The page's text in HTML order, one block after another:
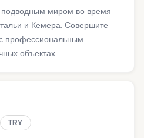
миром во время
и Кемера. Совершите
профессиональным
объектах.
TRY